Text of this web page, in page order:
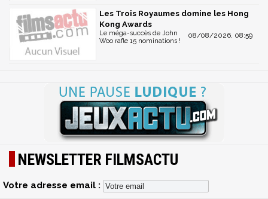
Les Trois Royaumes domine les Hong
Kong Awards
08/08/2026, 08:59
Le méga-succès de John
Woo rafle 15 nominations !
NEWSLETTER FILMSACTU
Votre adresse email :